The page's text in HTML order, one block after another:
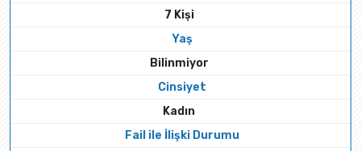
7 Kişi
Yaş
Bilinmiyor
Cinsiyet
Kadın
Fail ile İlişki Durumu